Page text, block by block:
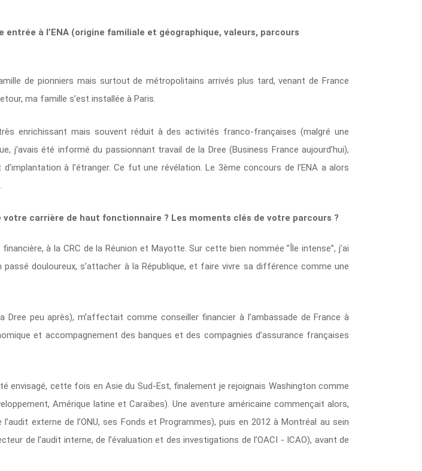
à l’ENA (origine familiale et géographique, valeurs, parcours
de pionniers mais surtout de métropolitains arrivés plus tard, venant de France
ma famille s’est installée à Paris.
enrichissant mais souvent réduit à des activités franco-françaises (malgré une
j’avais été informé du passionnant travail de la Dree (Business France aujourd’hui),
à l’étranger. Ce fut une révélation. Le 3ème concours de l’ENA a alors
carrière de haut fonctionnaire ? Les moments clés de votre parcours ?
à la CRC de la Réunion et Mayotte. Sur cette bien nommée ”Île intense”, j’ai
douloureux, s’attacher à la République, et faire vivre sa différence comme une
peu après), m’affectait comme conseiller financier à l’ambassade de France à
et accompagnement des banques et des compagnies d’assurance françaises
envisagé, cette fois en Asie du Sud-Est, finalement je rejoignais Washington comme
Amérique latine et Caraïbes). Une aventure américaine commençait alors,
externe de l’ONU, ses Fonds et Programmes), puis en 2012 à Montréal au sein
de l’audit interne, de l’évaluation et des investigations de l’OACI - ICAO), avant de